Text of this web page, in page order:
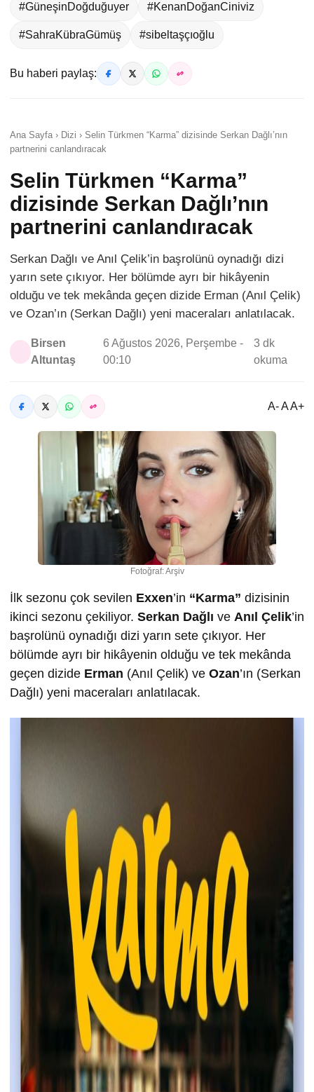
#GüneşinDoğduğuyer #KenanDoğanCiniviz
#SahraKübraGümüş #sibeltaşçıoğlu
Bu haberi paylaş:
Ana Sayfa › Dizi › Selin Türkmen “Karma” dizisinde Serkan Dağlı’nın
partnerini canlandıracak
Selin Türkmen “Karma”
dizisinde Serkan Dağlı’nın
partnerini canlandıracak
Serkan Dağlı ve Anıl Çelik’in başrolünü oynadığı dizi
yarın sete çıkıyor. Her bölümde ayrı bir hikâyenin
olduğu ve tek mekânda geçen dizide Erman (Anıl Çelik)
ve Ozan’ın (Serkan Dağlı) yeni maceraları anlatılacak.
Birsen
Altuntaş
6 Ağustos 2026, Perşembe -
00:10
3 dk
okuma
A- A A+
Fotoğraf: Arşiv
İlk sezonu çok sevilen Exxen’in “Karma” dizisinin
ikinci sezonu çekiliyor. Serkan Dağlı ve Anıl Çelik’in
başrolünü oynadığı dizi yarın sete çıkıyor. Her
bölümde ayrı bir hikâyenin olduğu ve tek mekânda
geçen dizide Erman (Anıl Çelik) ve Ozan’ın (Serkan
Dağlı) yeni maceraları anlatılacak.